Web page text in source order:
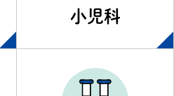
小児科